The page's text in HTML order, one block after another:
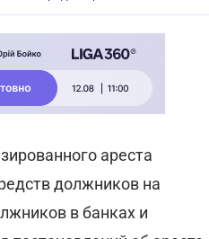
ареста
должников на
в банках и